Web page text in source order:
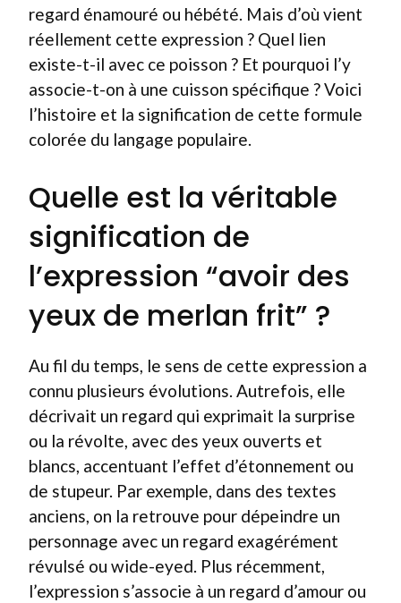
regard énamouré ou hébété. Mais d’où vient
réellement cette expression ? Quel lien
existe-t-il avec ce poisson ? Et pourquoi l’y
associe-t-on à une cuisson spécifique ? Voici
l’histoire et la signification de cette formule
colorée du langage populaire.
Quelle est la véritable
signification de
l’expression “avoir des
yeux de merlan frit” ?
Au fil du temps, le sens de cette expression a
connu plusieurs évolutions. Autrefois, elle
décrivait un regard qui exprimait la surprise
ou la révolte, avec des yeux ouverts et
blancs, accentuant l’effet d’étonnement ou
de stupeur. Par exemple, dans des textes
anciens, on la retrouve pour dépeindre un
personnage avec un regard exagérément
révulsé ou wide-eyed. Plus récemment,
l’expression s’associe à un regard d’amour ou